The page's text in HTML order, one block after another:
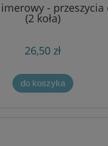
- przeszycia
(2 koła)
26,50 zł
do koszyka